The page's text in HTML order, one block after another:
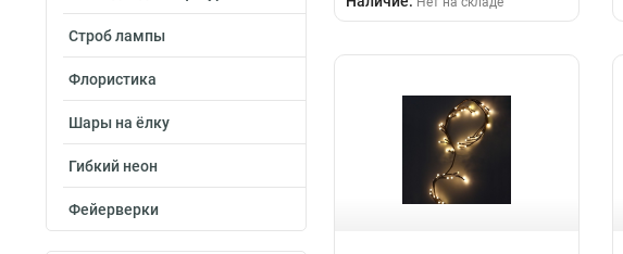
Строб лампы
Флористика
Шары на ёлку
Гибкий неон
Фейерверки